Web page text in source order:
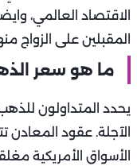
الاقتصاد العالمي،
المقبلين على الزواج
ما هو سعر
يحدد المتداولون
الآجلة. عقود
الأسواق الأمريكية